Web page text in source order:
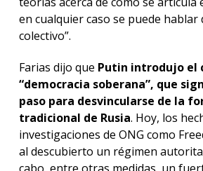
en cualquier caso se puede hablar
colectivo”.
Farias dijo que Putin introdujo el
“democracia soberana”, que
paso para desvincularse de la
tradicional de Rusia. Hoy, los
investigaciones de ONG como
al descubierto un régimen
cabo, entre otras medidas, un